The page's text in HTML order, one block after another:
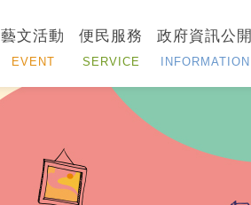
藝文活動
EVENT
便民服務
SERVICE
政府資訊公開
INFORMATION